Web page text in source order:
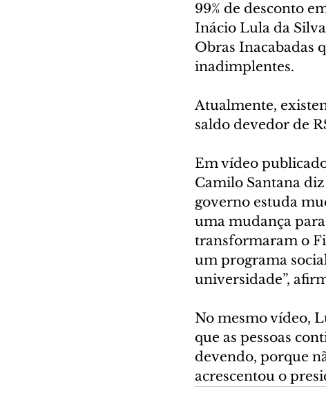
99% de desconto
Inácio Lula da
Obras Inacabadas
inadimplentes.
Atualmente,
saldo devedor de
Em vídeo
Camilo Santana
governo estuda
uma mudança
transformaram o
um programa
universidade”,
No mesmo vídeo,
que as pessoas
devendo, porque
acrescentou o